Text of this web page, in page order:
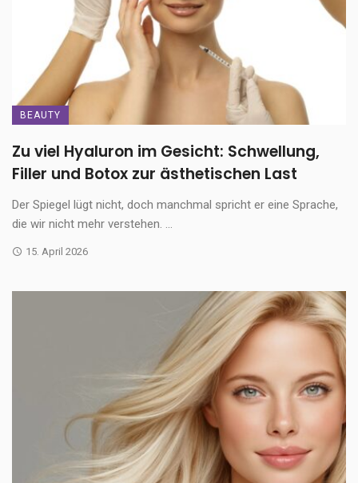
BEAUTY
Zu viel Hyaluron im Gesicht: Schwellung,
Filler und Botox zur ästhetischen Last
Der Spiegel lügt nicht, doch manchmal spricht er eine Sprache,
die wir nicht mehr verstehen. ...
15. April 2026